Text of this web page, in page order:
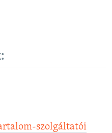
szolgáltatói